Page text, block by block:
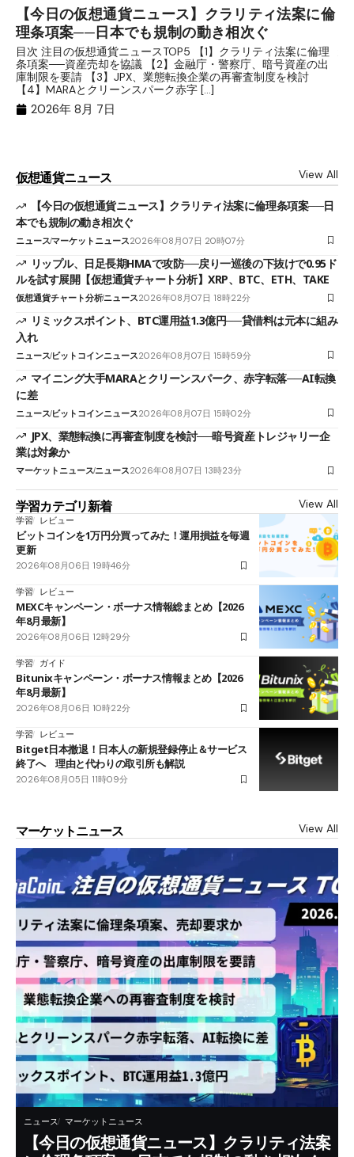
【今日の仮想通貨ニュース】クラリティ法案に倫
理条項案──日本でも規制の動き相次ぐ
目次 注目の仮想通貨ニュースTOP5 【1】クラリティ法案に倫理
条項案──資産売却を協議 【2】金融庁・警察庁、暗号資産の出
庫制限を要請 【3】JPX、業態転換企業の再審査制度を検討
【4】MARAとクリーンスパーク赤字 […]
2026年 8月 7日
仮想通貨ニュース View All
【今日の仮想通貨ニュース】クラリティ法案に倫理条項案──日
本でも規制の動き相次ぐ
ニュースマーケットニュース2026年08月07日 20時07分
リップル、日足長期HMAで攻防──戻り一巡後の下抜けで0.95ド
ルを試す展開【仮想通貨チャート分析】XRP、BTC、ETH、TAKE
仮想通貨チャート分析ニュース2026年08月07日 18時22分
リミックスポイント、BTC運用益1.3億円──貸借料は元本に組み
入れ
ニュースビットコインニュース2026年08月07日 15時59分
マイニング大手MARAとクリーンスパーク、赤字転落──AI転換
に差
ニュースビットコインニュース2026年08月07日 15時02分
JPX、業態転換に再審査制度を検討──暗号資産トレジャリー企
業は対象か
マーケットニュースニュース2026年08月07日 13時23分
学習カテゴリ新着 View All
学習 レビュー
ビットコインを1万円分買ってみた！運用損益を毎週
更新
2026年08月06日 19時46分
学習 レビュー
MEXCキャンペーン・ボーナス情報総まとめ【2026
年8月最新】
2026年08月06日 12時29分
学習 ガイド
Bitunixキャンペーン・ボーナス情報まとめ【2026
年8月最新】
2026年08月06日 10時22分
学習 レビュー
Bitget日本撤退！日本人の新規登録停止＆サービス
終了へ 理由と代わりの取引所も解説
2026年08月05日 11時09分
マーケットニュース View All
ニュース マーケットニュース
【今日の仮想通貨ニュース】クラリティ法案